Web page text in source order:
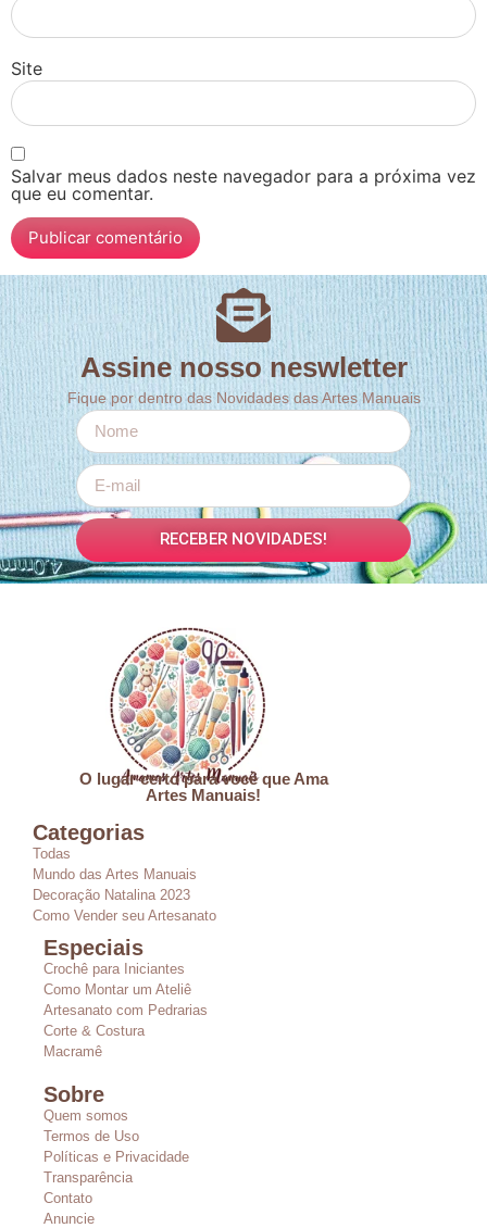
Site
Salvar meus dados neste navegador para a próxima vez
que eu comentar.
Assine nosso neswletter
Fique por dentro das Novidades das Artes Manuais
RECEBER NOVIDADES!
O lugar certo para você que Ama
Artes Manuais!
Categorias
Todas
Mundo das Artes Manuais
Decoração Natalina 2023
Como Vender seu Artesanato
Especiais
Crochê para Iniciantes
Como Montar um Ateliê
Artesanato com Pedrarias
Corte & Costura
Macramê
Sobre
Quem somos
Termos de Uso
Políticas e Privacidade
Transparência
Contato
Anuncie